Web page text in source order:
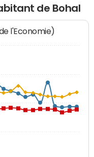
de Bohal
l'Economie)